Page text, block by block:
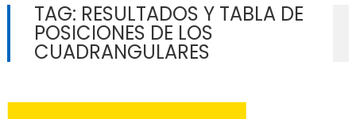
TAG: RESULTADOS Y TABLA DE
POSICIONES DE LOS
CUADRANGULARES